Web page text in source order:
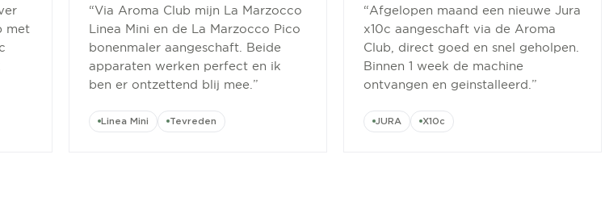
met
“Via Aroma Club mijn La Marzocco
Linea Mini en de La Marzocco Pico
bonenmaler aangeschaft. Beide
apparaten werken perfect en ik
ben er ontzettend blij mee. ”
Linea Mini Tevreden
“Afgelopen maand een nieuwe Jura
x10c aangeschaft via de Aroma
Club, direct goed en snel geholpen.
Binnen 1 week de machine
ontvangen en geinstalleerd. ”
JURA X10c